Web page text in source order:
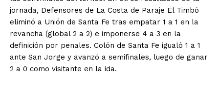
jornada, Defensores de La Costa de Paraje El Timbó
eliminó a Unión de Santa Fe tras empatar 1 a 1 en la
revancha (global 2 a 2) e imponerse 4 a 3 en la
definición por penales. Colón de Santa Fe igualó 1 a 1
ante San Jorge y avanzó a semifinales, luego de ganar
2 a 0 como visitante en la ida.